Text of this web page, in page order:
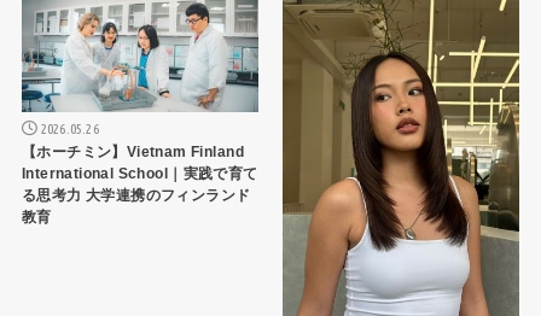
2026.05.26
【ホーチミン】Vietnam Finland
International School｜実践で育て
る思考力 大学連携のフィンランド
教育